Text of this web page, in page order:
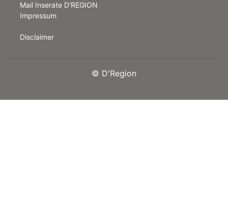
Mail Inserate D'REGION
Impressum
Disclaimer
© D'Region